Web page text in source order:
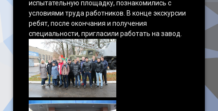
испытательную площадку, познакомились с
условиями труда работников. В конце экскурсии
ребят, после окончания и получения
специальности, пригласили работать на завод.